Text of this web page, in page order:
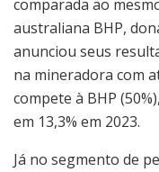
comparada ao
australiana BHP,
anunciou seus
na mineradora com
compete à BHP
em 13,3% em 2023.
Já no segmento de